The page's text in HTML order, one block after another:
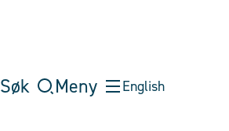
Søk Meny English